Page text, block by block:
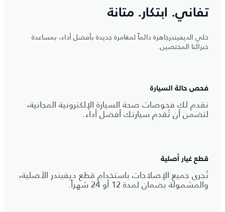
تفاني. ابتكار. متانة
خلي الديفيندرجاهزة دائماً لمغامرة جديدة بأفضل أداء، بمساعدة
خبرائنا المختصين.
فحص حالة السيارة
نقدم لك فحوصات صحة السيارة الإلكترونية المجانية،
لتضمن أن تُقدم سيارتك أفضل أداء.
قطع غيار أصلية
تُجرى جميع الإصلاحات باستخدام قطع ديفيندر الأصلية،
والمشمولة بضمان لمدة 12 أو 24 شهراً.